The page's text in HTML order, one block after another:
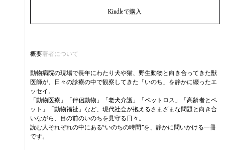
Kindleで購入
概要著者について
動物病院の現場で長年にわたり犬や猫、野生動物と向き合ってきた獣
医師が、日々の診療の中で観察してきた「いのち」を静かに綴ったエ
ッセイ。
「動物医療」「伴侶動物」「老犬介護」「ペットロス」「高齢者とペ
ット」「動物福祉」など、現代社会が抱えるさまざまな問題と向き合
いながら、目の前のいのちを見守る日々。
読む人それぞれの中にある“いのちの時間”を、静かに問いかける一冊
です。